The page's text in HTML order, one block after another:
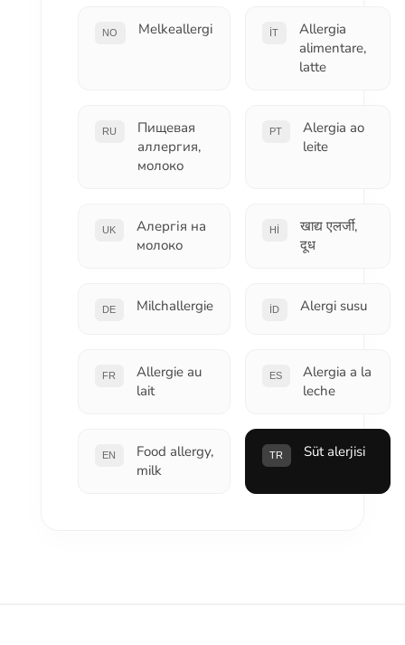
NO Melkeallergi IT
Allergia
alimentare,
latte
RU
Пищевая
аллергия,
молоко
PT
Alergia ao
leite
UK
Алергія на
молоко
HI
खाद्य एलर्जी,
दूध
DE Milchallergie ID Alergi susu
FR
Allergie au
lait
ES
Alergia a la
leche
EN
Food allergy,
milk
TR Süt alerjisi